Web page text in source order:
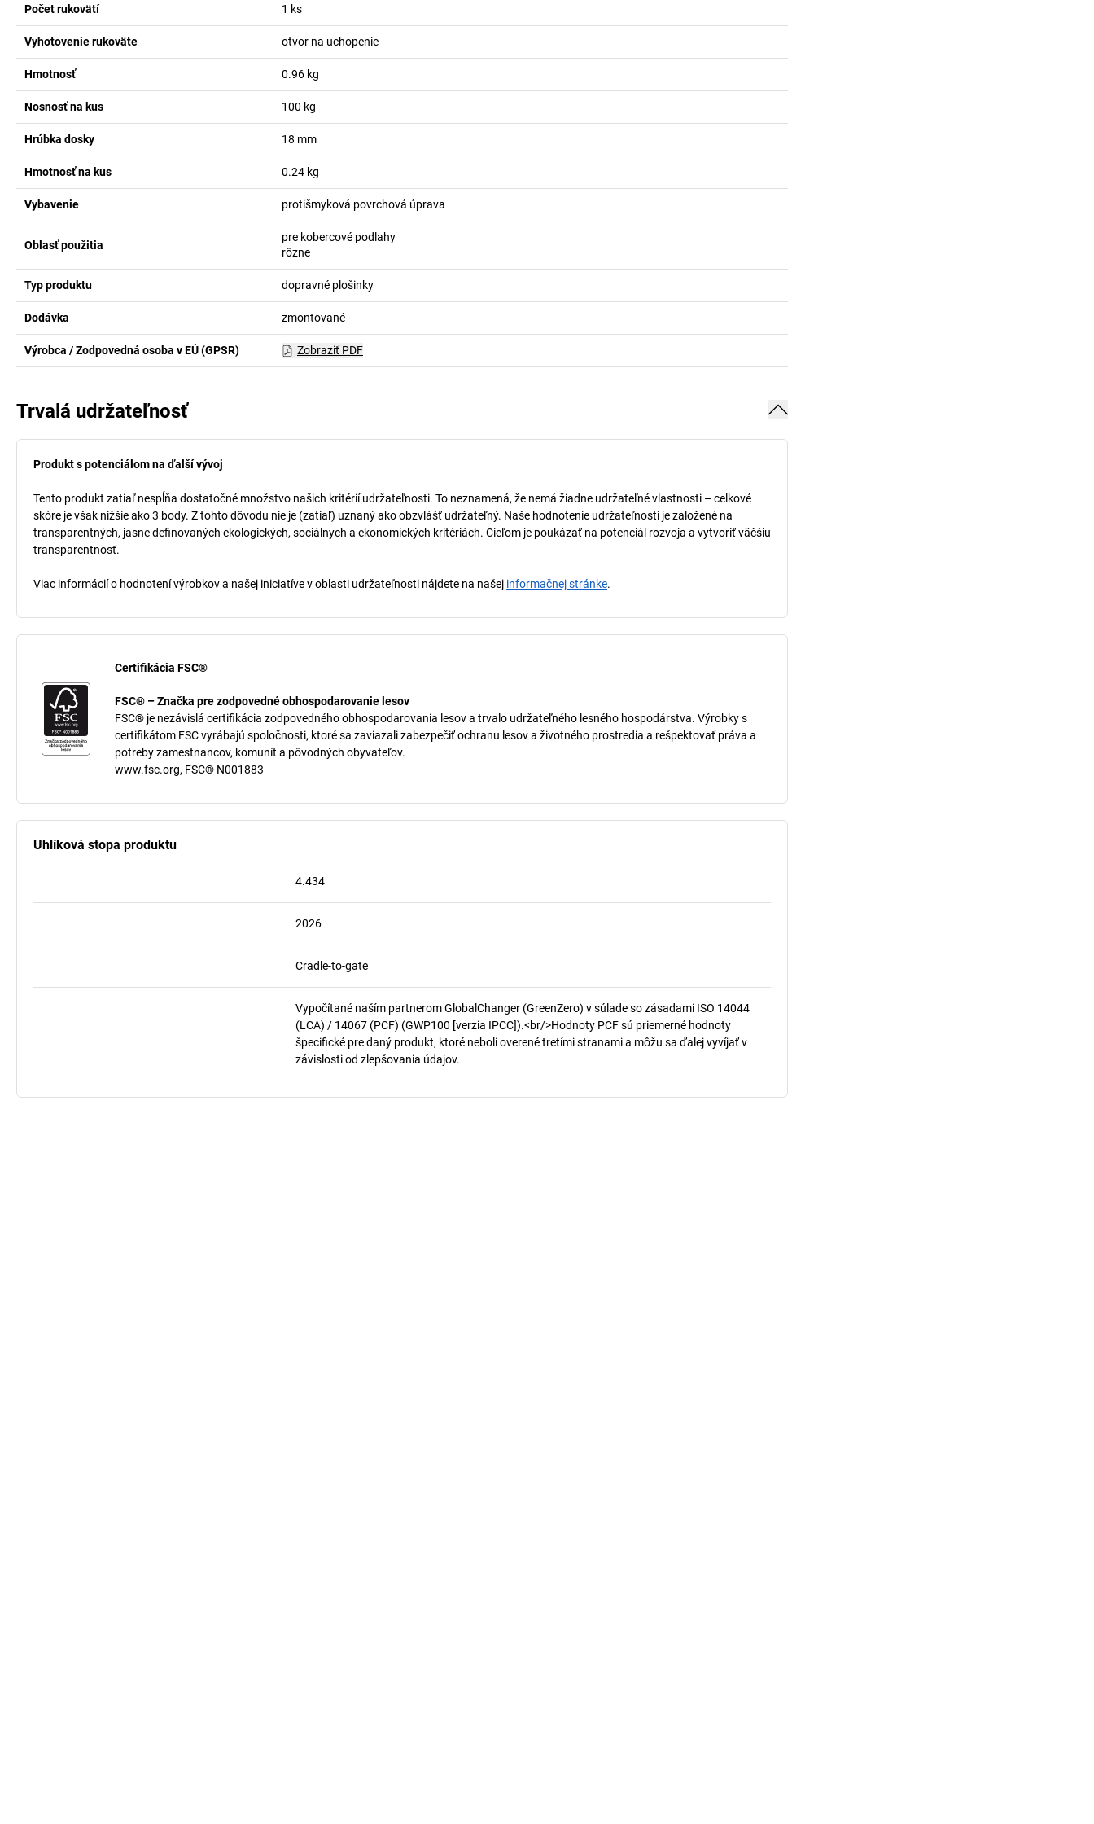
Počet rukovätí 1 ks
Vyhotovenie rukoväte otvor na uchopenie
Hmotnosť 0.96 kg
Nosnosť na kus 100 kg
Hrúbka dosky 18 mm
Hmotnosť na kus 0.24 kg
Vybavenie protišmyková povrchová úprava
Oblasť použitia
pre kobercové podlahy
rôzne
Typ produktu dopravné plošinky
Dodávka zmontované
Výrobca / Zodpovedná osoba v EÚ (GPSR) Zobraziť PDF
Trvalá udržateľnosť
Produkt s potenciálom na ďalší vývoj
Tento produkt zatiaľ nespĺňa dostatočné množstvo našich kritérií udržateľnosti. To neznamená, že nemá žiadne udržateľné vlastnosti – celkové
skóre je však nižšie ako 3 body. Z tohto dôvodu nie je (zatiaľ) uznaný ako obzvlášť udržateľný. Naše hodnotenie udržateľnosti je založené na
transparentných, jasne definovaných ekologických, sociálnych a ekonomických kritériách. Cieľom je poukázať na potenciál rozvoja a vytvoriť väčšiu
transparentnosť.
Viac informácií o hodnotení výrobkov a našej iniciatíve v oblasti udržateľnosti nájdete na našej informačnej stránke.
Certifikácia FSC®
FSC® – Značka pre zodpovedné obhospodarovanie lesov
FSC® je nezávislá certifikácia zodpovedného obhospodarovania lesov a trvalo udržateľného lesného hospodárstva. Výrobky s
certifikátom FSC vyrábajú spoločnosti, ktoré sa zaviazali zabezpečiť ochranu lesov a životného prostredia a rešpektovať práva a
potreby zamestnancov, komunít a pôvodných obyvateľov.
www.fsc.org, FSC® N001883
Uhlíková stopa produktu
4.434
2026
Cradle-to-gate
Vypočítané naším partnerom GlobalChanger (GreenZero) v súlade so zásadami ISO 14044
(LCA) / 14067 (PCF) (GWP100 [verzia IPCC]).<br/>Hodnoty PCF sú priemerné hodnoty
špecifické pre daný produkt, ktoré neboli overené tretími stranami a môžu sa ďalej vyvíjať v
závislosti od zlepšovania údajov.